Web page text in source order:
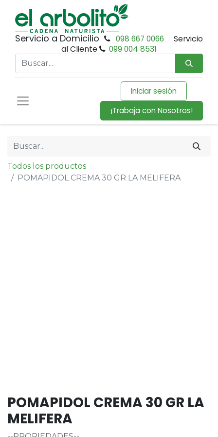
Servicio a Domicilio 098 667 0066
Servicio
al Cliente
099 004 8531
Iniciar sesión
¡Trabaja con Nosotros!
Todos los productos
POMAPIDOL CREMA 30 GR LA MELIFERA
POMAPIDOL CREMA 30 GR LA
MELIFERA